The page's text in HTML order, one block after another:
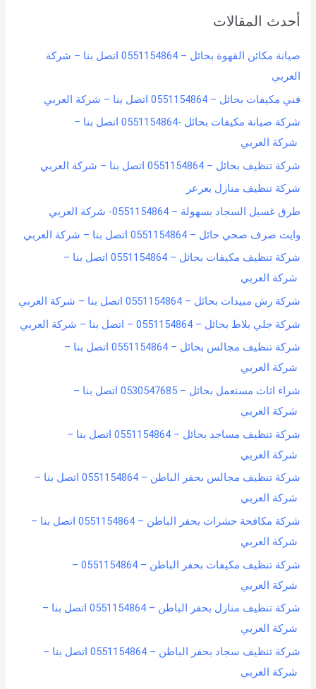
c
f
o
r
:
أحدث المقالات
صيانة مكائن القهوة بحائل – 0551154864 اتصل بنا – شركة
العربي
فني مكيفات بحائل – 0551154864 اتصل بنا – شركة العربي
شركة صيانة مكيفات بحائل -0551154864 اتصل بنا –
شركة العربي
شركة تنظيف بحائل – 0551154864 اتصل بنا – شركة العربي
شركة تنظيف منازل بعرعر
طرق غسيل السجاد بسهولة – 0551154864- شركة العربي
وايت صرف صحي حائل – 0551154864 اتصل بنا – شركة العربي
شركة تنظيف مكيفات بحائل – 0551154864 اتصل بنا –
شركة العربي
شركة رش مبيدات بحائل – 0551154864 اتصل بنا – شركة العربي
شركة جلي بلاط بحائل – 0551154864 – اتصل بنا – شركة العربي
شركة تنظيف مجالس بحائل – 0551154864 اتصل بنا –
شركة العربي
شراء اثاث مستعمل بحائل – 0530547685 اتصل بنا –
شركة العربي
شركة تنظيف مساجد بحائل – 0551154864 اتصل بنا –
شركة العربي
شركة تنظيف مجالس بحفر الباطن – 0551154864 اتصل بنا –
شركة العربي
شركة مكافحة حشرات بحفر الباطن – 0551154864 اتصل بنا –
شركة العربي
شركة تنظيف مكيفات بحفر الباطن – 0551154864 –
شركة العربي
شركة تنظيف منازل بحفر الباطن – 0551154864 اتصل بنا –
شركة العربي
شركة تنظيف سجاد بحفر الباطن – 0551154864 اتصل بنا –
شركة العربي